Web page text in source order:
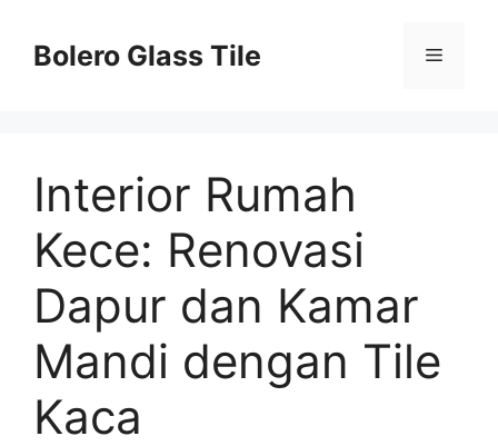
contentBolero Glass Tile Menu
Interior Rumah
Kece: Renovasi
Dapur dan Kamar
Mandi dengan Tile
Kaca